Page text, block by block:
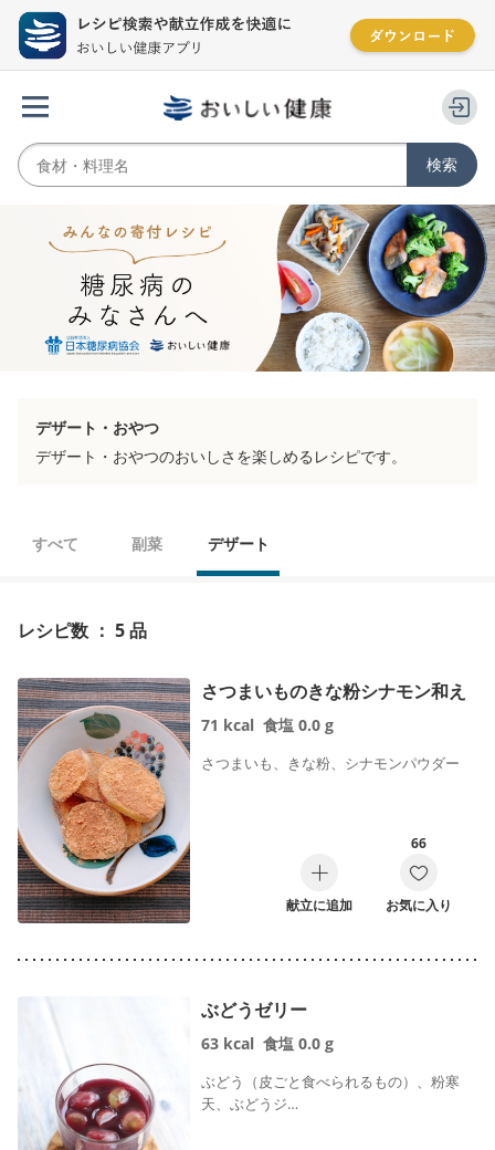
デザート・おやつ
デザート・おやつのおいしさを楽しめるレシピです。
すべて 副菜 デザート
レシピ数 ： 5 品
さつまいものきな粉シナモン和え
71 kcal 食塩 0.0 g
さつまいも、きな粉、シナモンパウダー
献立に追加
66
お気に入り
ぶどうゼリー
63 kcal 食塩 0.0 g
ぶどう（皮ごと食べられるもの）、粉寒
天、ぶどうジ…